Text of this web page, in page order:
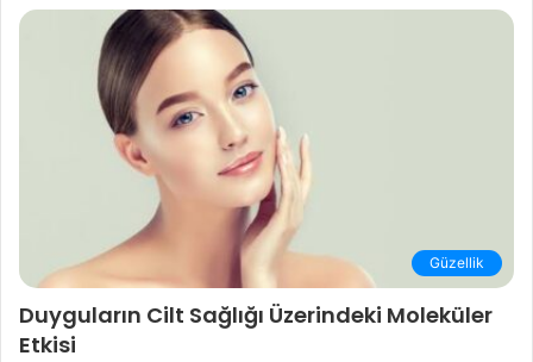
Güzellik
Duyguların Cilt Sağlığı Üzerindeki Moleküler
Etkisi